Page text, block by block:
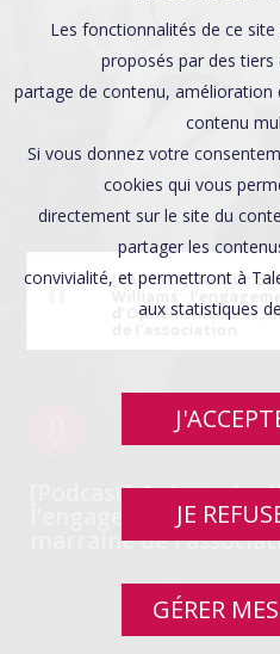
[Podcast] Autour des
l’engagement
marraine de
[Podcast] Autour
Williams :
d’Ophélie Meunier,
Les fonctionnalités de ce site
proposés par des tiers
partage de contenu, amélioration
contenu
Si vous donnez votre
cookies qui vous
directement sur le site du
partager les
convivialité, et permettront à
aux statistiques
JE
GÉRER